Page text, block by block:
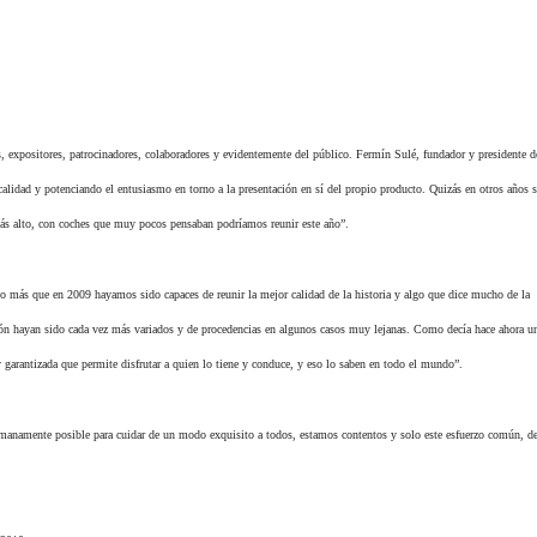
patrocinadores, colaboradores y evidentemente del público. Fermín Sulé, fundador y presidente
y potenciando el entusiasmo en torno a la presentación en sí del propio producto. Quizás en otros años
con coches que muy pocos pensaban podríamos reunir este año”.
que en 2009 hayamos sido capaces de reunir la mejor calidad de la historia y algo que dice mucho de la
sido cada vez más variados y de procedencias en algunos casos muy lejanas. Como decía hace ahora
que permite disfrutar a quien lo tiene y conduce, y eso lo saben en todo el mundo”.
posible para cuidar de un modo exquisito a todos, estamos contentos y solo este esfuerzo común,